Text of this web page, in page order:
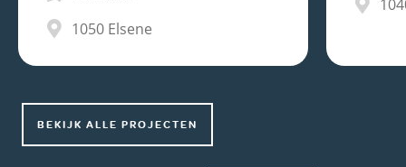
1050 Elsene
BEKIJK ALLE PROJECTEN